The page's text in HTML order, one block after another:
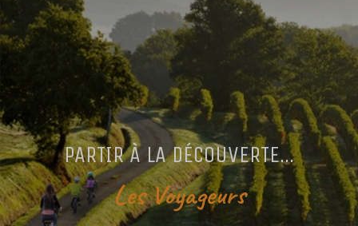
PARTIR À LA DÉCOUVERTE...
Les Voyageurs